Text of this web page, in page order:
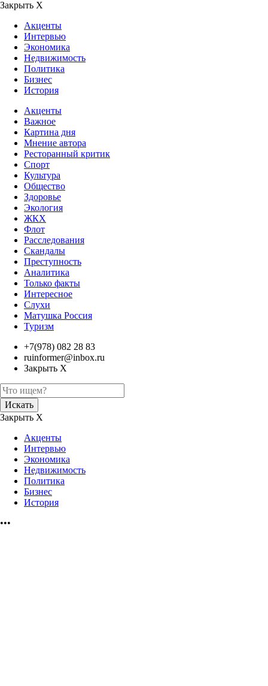
Закрыть Х
Акценты
Интервью
Экономика
Недвижимость
Политика
Бизнес
История
Акценты
Важное
Картина дня
Мнение автора
Ресторанный критик
Спорт
Культура
Общество
Здоровье
Экология
ЖКХ
Флот
Расследования
Скандалы
Преступность
Аналитика
Только факты
Интересное
Слухи
Матушка Россия
Туризм
+7(978) 082 28 83
ruinformer@inbox.ru
Закрыть Х
Искать
Закрыть Х
Акценты
Интервью
Экономика
Недвижимость
Политика
Бизнес
История
•••